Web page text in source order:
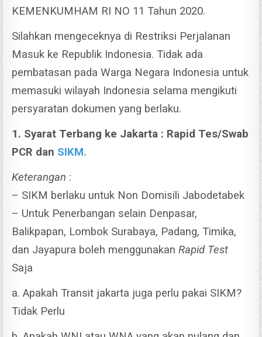
KEMENKUMHAM RI NO 11 Tahun 2020.
Silahkan mengeceknya di Restriksi Perjalanan
Masuk ke Republik Indonesia.Tidak ada
pembatasan pada Warga Negara Indonesia untuk
memasuki wilayah Indonesia selama mengikuti
persyaratan dokumen yang berlaku.
1. Syarat Terbang ke Jakarta : Rapid Tes/Swab
PCR dan SIKM.
Keterangan :
– SIKM berlaku untuk Non Domisili Jabodetabek
– Untuk Penerbangan selain Denpasar,
Balikpapan, Lombok Surabaya, Padang, Timika,
dan Jayapura boleh menggunakanRapid Test
Saja
a. Apakah Transit jakarta juga perlu pakai SIKM?
Tidak Perlu